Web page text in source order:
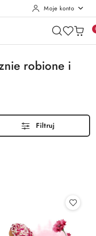
Moje konto
robione i
Filtruj